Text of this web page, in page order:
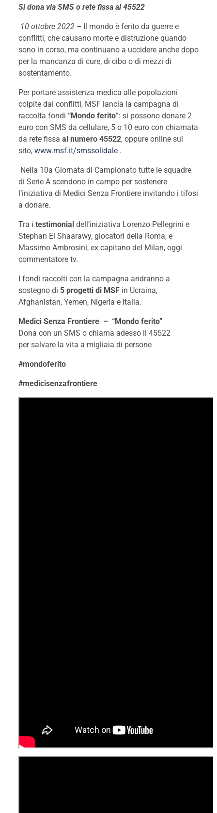
Si dona via SMS o rete fissa al 45522
10 ottobre 2022 – Il mondo è ferito da guerre e
conflitti, che causano morte e distruzione quando
sono in corso, ma continuano a uccidere anche dopo
per la mancanza di cure, di cibo o di mezzi di
sostentamento.
Per portare assistenza medica alle popolazioni
colpite dai conflitti, MSF lancia la campagna di
raccolta fondi “Mondo ferito”: si possono donare 2
euro con SMS da cellulare, 5 o 10 euro con chiamata
da rete fissa al numero 45522, oppure online sul
sito, www.msf.it/smssolidale .
Nella 10a Giornata di Campionato tutte le squadre
di Serie A scendono in campo per sostenere
l’iniziativa di Medici Senza Frontiere invitando i tifosi
a donare.
Tra i testimonial dell’iniziativa Lorenzo Pellegrini e
Stephan El Shaarawy, giocatori della Roma, e
Massimo Ambrosini, ex capitano del Milan, oggi
commentatore tv.
I fondi raccolti con la campagna andranno a
sostegno di 5 progetti di MSF in Ucraina,
Afghanistan, Yemen, Nigeria e Italia.
Medici Senza Frontiere – “Mondo ferito”
Dona con un SMS o chiama adesso il 45522
per salvare la vita a migliaia di persone
#mondoferito
#medicisenzafrontiere